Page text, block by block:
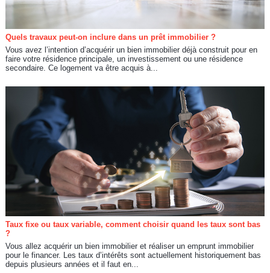
Quels travaux peut-on inclure dans un prêt immobilier ?
Vous avez l’intention d’acquérir un bien immobilier déjà construit pour en
faire votre résidence principale, un investissement ou une résidence
secondaire. Ce logement va être acquis à...
Taux fixe ou taux variable, comment choisir quand les taux sont bas
?
Vous allez acquérir un bien immobilier et réaliser un emprunt immobilier
pour le financer. Les taux d’intérêts sont actuellement historiquement bas
depuis plusieurs années et il faut en...